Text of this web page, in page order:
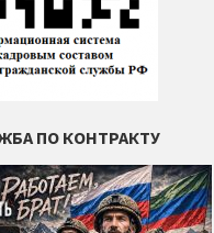
ПО КОНТРАКТУ